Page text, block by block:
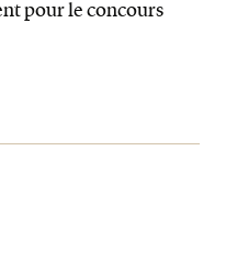
pour le concours